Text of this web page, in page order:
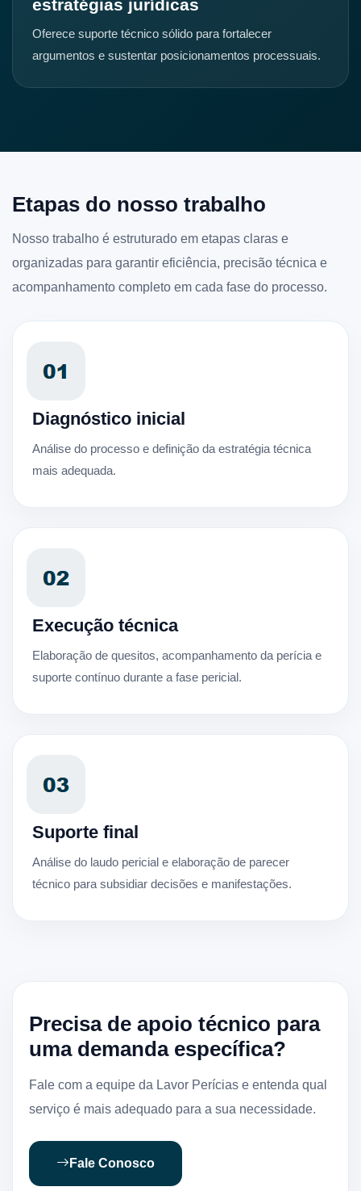
estratégias jurídicas
Oferece suporte técnico sólido para fortalecer
argumentos e sustentar posicionamentos processuais.
Etapas do nosso trabalho
Nosso trabalho é estruturado em etapas claras e
organizadas para garantir eficiência, precisão técnica e
acompanhamento completo em cada fase do processo.
Diagnóstico inicial
Análise do processo e definição da estratégia técnica
mais adequada.
Execução técnica
Elaboração de quesitos, acompanhamento da perícia e
suporte contínuo durante a fase pericial.
Suporte final
Análise do laudo pericial e elaboração de parecer
técnico para subsidiar decisões e manifestações.
Precisa de apoio técnico para
uma demanda específica?
Fale com a equipe da Lavor Perícias e entenda qual
serviço é mais adequado para a sua necessidade.
Fale Conosco